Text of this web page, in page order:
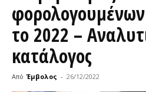
το 2022 –
κατάλογος
Από Έμβολος - 26/12/2022